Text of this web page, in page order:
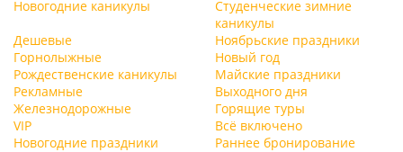
Новогодние каникулы
Студенческие зимние
каникулы
Дешевые
Ноябрьские праздники
Горнолыжные
Новый год
Рождественские каникулы
Майские праздники
Рекламные
Выходного дня
Железнодорожные
Горящие туры
VIP
Всё включено
Новогодние праздники
Раннее бронирование